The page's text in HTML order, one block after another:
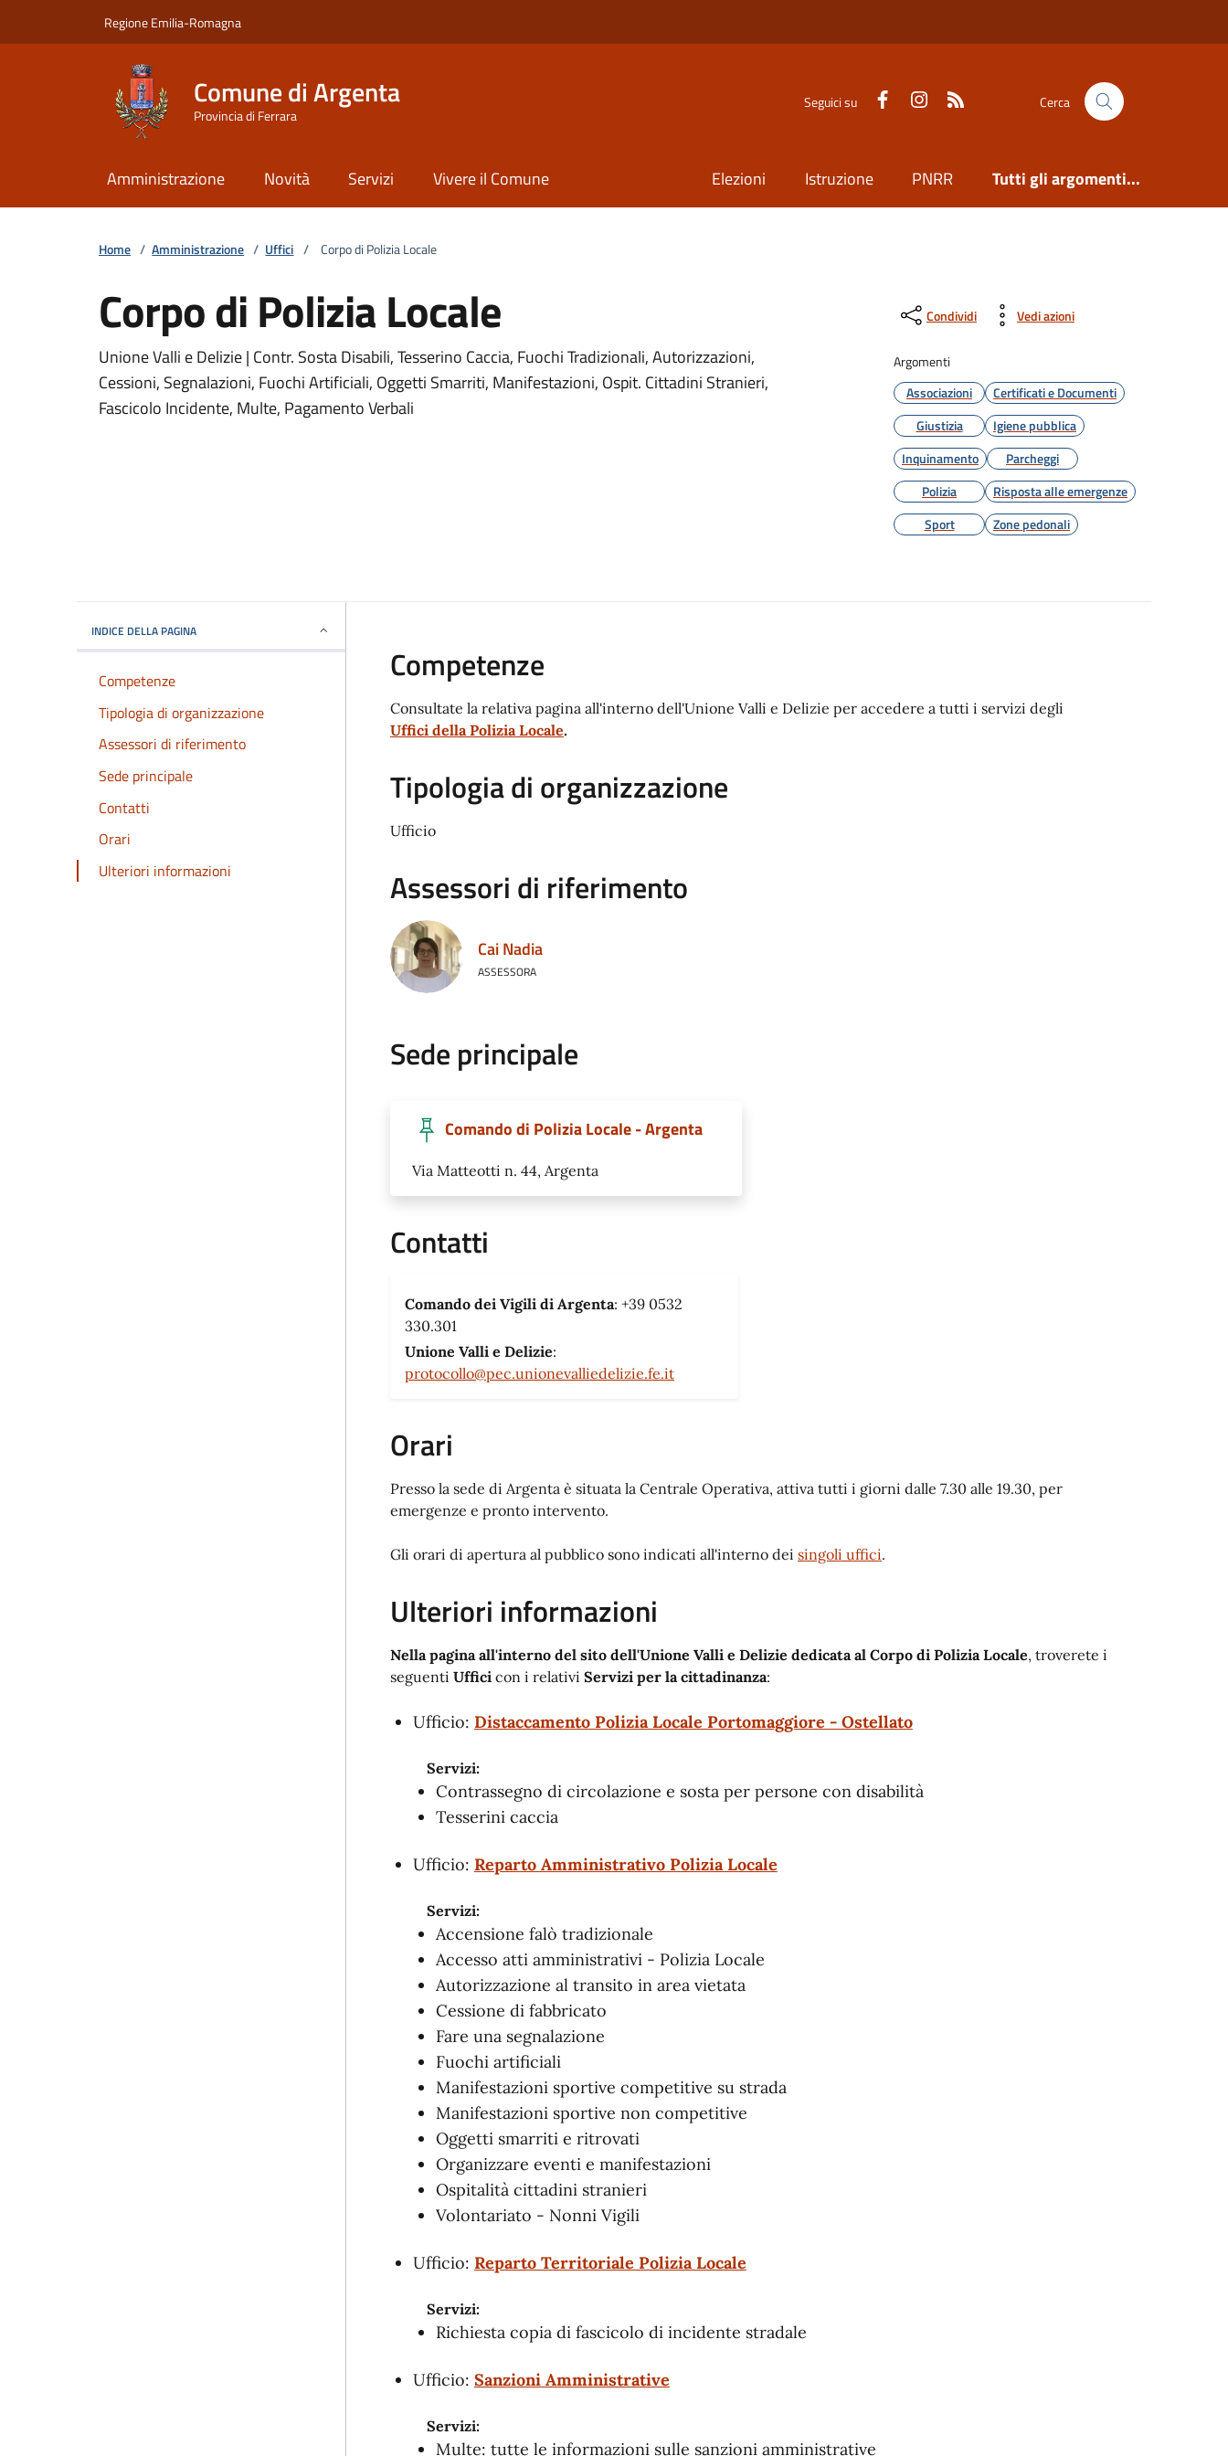
Regione Emilia-Romagna
Comune di Argenta
Provincia di Ferrara
Seguici su FacebookInstagram Cerca
Amministrazione Novità Servizi Vivere il Comune Elezioni Istruzione PNRR Tutti gli argomenti...
Home / Amministrazione / Uffici / Corpo di Polizia Locale
Corpo di Polizia Locale
Unione Valli e Delizie | Contr. Sosta Disabili, Tesserino Caccia, Fuochi Tradizionali, Autorizzazioni,
Cessioni, Segnalazioni, Fuochi Artificiali, Oggetti Smarriti, Manifestazioni, Ospit. Cittadini Stranieri,
Fascicolo Incidente, Multe, Pagamento Verbali
Condividi Vedi azioni
Argomenti
Associazioni
Certificati e Documenti
Giustizia
Igiene pubblica
Inquinamento
Parcheggi
Polizia
Risposta alle emergenze
Sport
Zone pedonali
INDICE DELLA PAGINA
Competenze
Tipologia di organizzazione
Assessori di riferimento
Sede principale
Contatti
Orari
Ulteriori informazioni
Competenze
Consultate la relativa pagina all'interno dell'Unione Valli e Delizie per accedere a tutti i servizi degli
Uffici della Polizia Locale.
Tipologia di organizzazione
Ufficio
Assessori di riferimento
Cai Nadia
ASSESSORA
Sede principale
Comando di Polizia Locale - Argenta
Via Matteotti n. 44, Argenta
Contatti
Comando dei Vigili di Argenta: +39 0532
330.301
Unione Valli e Delizie:
protocollo@pec.unionevalliedelizie.fe.it
Orari
Presso la sede di Argenta è situata la Centrale Operativa, attiva tutti i giorni dalle 7.30 alle 19.30, per
emergenze e pronto intervento.
Gli orari di apertura al pubblico sono indicati all'interno dei singoli uffici.
Ulteriori informazioni
Nella pagina all'interno del sito dell'Unione Valli e Delizie dedicata al Corpo di Polizia Locale, troverete i
seguenti Uffici con i relativi Servizi per la cittadinanza:
Ufficio: Distaccamento Polizia Locale Portomaggiore - Ostellato
Servizi:
Contrassegno di circolazione e sosta per persone con disabilità
Tesserini caccia
Ufficio: Reparto Amministrativo Polizia Locale
Servizi:
Accensione falò tradizionale
Accesso atti amministrativi - Polizia Locale
Autorizzazione al transito in area vietata
Cessione di fabbricato
Fare una segnalazione
Fuochi artificiali
Manifestazioni sportive competitive su strada
Manifestazioni sportive non competitive
Oggetti smarriti e ritrovati
Organizzare eventi e manifestazioni
Ospitalità cittadini stranieri
Volontariato - Nonni Vigili
Ufficio: Reparto Territoriale Polizia Locale
Servizi:
Richiesta copia di fascicolo di incidente stradale
Ufficio: Sanzioni Amministrative
Servizi:
Multe: tutte le informazioni sulle sanzioni amministrative